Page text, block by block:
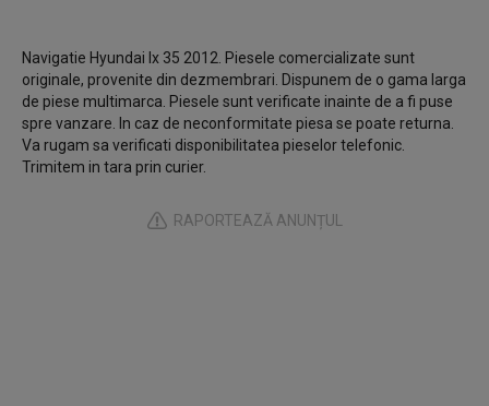
Navigatie Hyundai Ix 35 2012. Piesele comercializate sunt
originale, provenite din dezmembrari. Dispunem de o gama larga
de piese multimarca. Piesele sunt verificate inainte de a fi puse
spre vanzare. In caz de neconformitate piesa se poate returna.
Va rugam sa verificati disponibilitatea pieselor telefonic.
Trimitem in tara prin curier.
RAPORTEAZĂ ANUNȚUL